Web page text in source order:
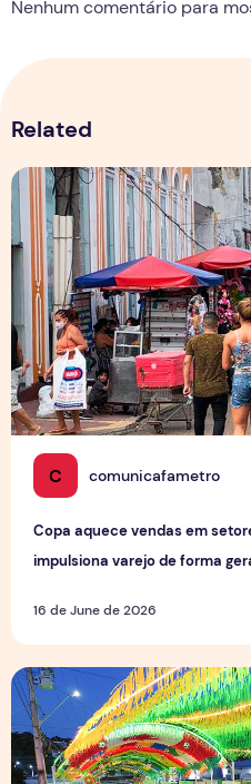
Nenhum comentário para
Related
C comunicafametro
Copa aquece vendas em
impulsiona varejo de forma
16 de June de 2026
Copa aquece vendas em
Tradição das Ruas da Copa